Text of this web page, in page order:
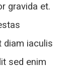
gravida et.
diam iaculis
sed enim